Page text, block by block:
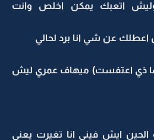
اتعبك يمكن اخلص وانت
عن شي انا برد لحالي
ذي اعتفست) ميهاف عمري ليش
ايش فيني انا تغيرت يعني